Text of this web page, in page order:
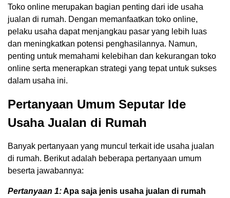
Toko online merupakan bagian penting dari ide usaha
jualan di rumah. Dengan memanfaatkan toko online,
pelaku usaha dapat menjangkau pasar yang lebih luas
dan meningkatkan potensi penghasilannya. Namun,
penting untuk memahami kelebihan dan kekurangan toko
online serta menerapkan strategi yang tepat untuk sukses
dalam usaha ini.
Pertanyaan Umum Seputar Ide
Usaha Jualan di Rumah
Banyak pertanyaan yang muncul terkait ide usaha jualan
di rumah. Berikut adalah beberapa pertanyaan umum
beserta jawabannya:
Pertanyaan 1:Apa saja jenis usaha jualan di rumah